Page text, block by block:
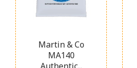
Martin & Co
MA140